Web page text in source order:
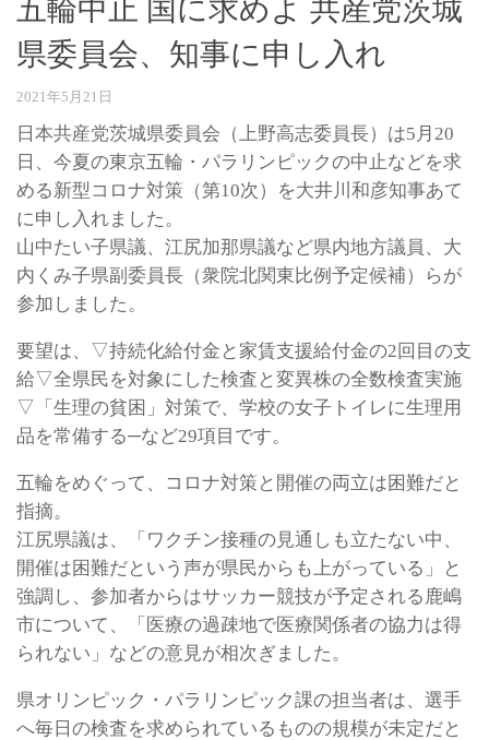
五輪中止 国に求めよ 共産党茨城
県委員会、知事に申し入れ
2021年5月21日
日本共産党茨城県委員会（上野高志委員長）は5月20
日、今夏の東京五輪・パラリンピックの中止などを求
める新型コロナ対策（第10次）を大井川和彦知事あて
に申し入れました。
山中たい子県議、江尻加那県議など県内地方議員、大
内くみ子県副委員長（衆院北関東比例予定候補）らが
参加しました。
要望は、▽持続化給付金と家賃支援給付金の2回目の支
給▽全県民を対象にした検査と変異株の全数検査実施
▽「生理の貧困」対策で、学校の女子トイレに生理用
品を常備する─など29項目です。
五輪をめぐって、コロナ対策と開催の両立は困難だと
指摘。
江尻県議は、「ワクチン接種の見通しも立たない中、
開催は困難だという声が県民からも上がっている」と
強調し、参加者からはサッカー競技が予定される鹿嶋
市について、「医療の過疎地で医療関係者の協力は得
られない」などの意見が相次ぎました。
県オリンピック・パラリンピック課の担当者は、選手
へ毎日の検査を求められているものの規模が未定だと